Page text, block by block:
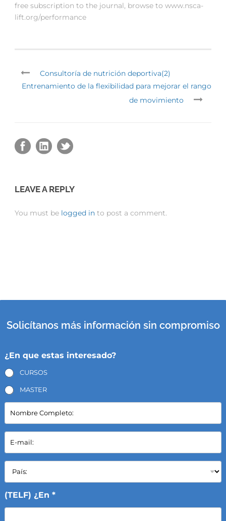
free subscription to the journal, browse to www.nsca-
lift.org/performance
Consultoría de nutrición deportiva(2)
Entrenamiento de la flexibilidad para mejorar el rango
de movimiento
LEAVE A REPLY
You must be logged in to post a comment.
Solicítanos más información sin compromiso
¿En que estas interesado?
CURSOS
MASTER
N
m
b
e
C
m
p
l
e
E
m
a
l
*
P
í
s
(TELF) ¿En *